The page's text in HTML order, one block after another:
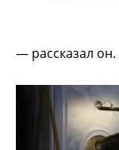
— рассказал он.